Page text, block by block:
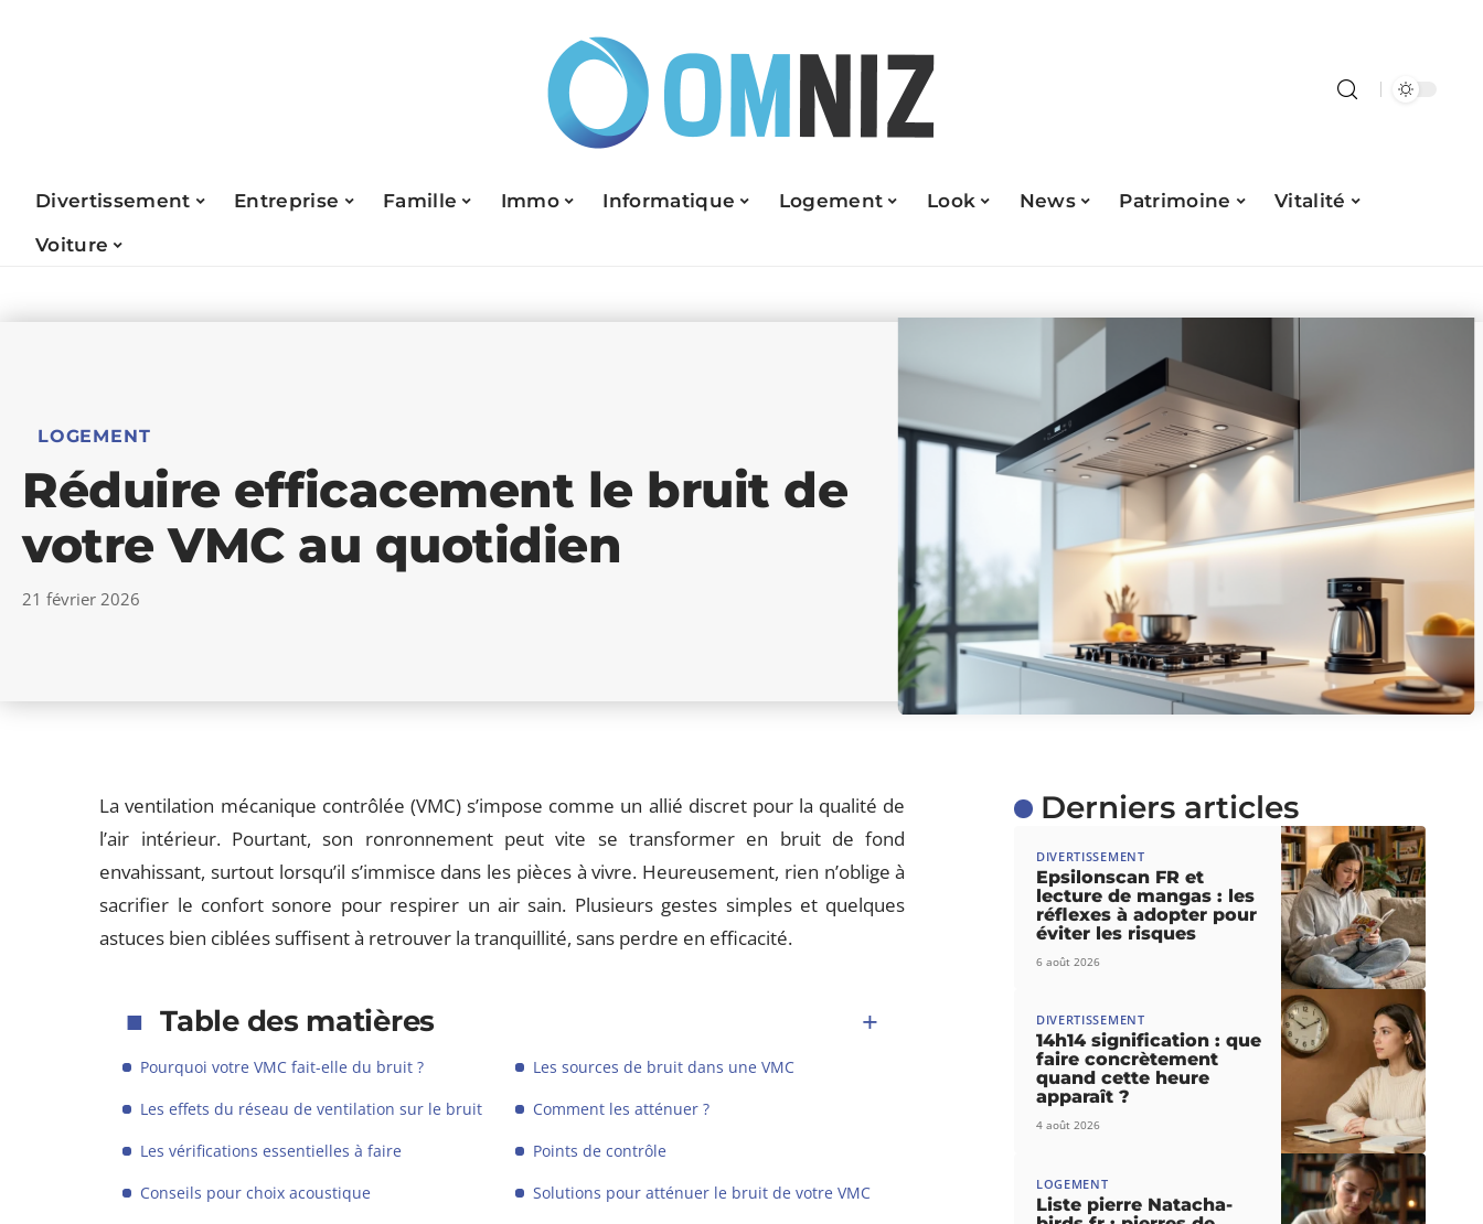
Divertissement Entreprise Famille Immo Informatique Logement Look News Patrimoine
Vitalité
Voiture
LOGEMENT
Réduire efficacement le bruit de
votre VMC au quotidien
21 février 2026
La ventilation mécanique contrôlée (VMC) s’impose comme un allié discret pour la qualité de
l’air intérieur. Pourtant, son ronronnement peut vite se transformer en bruit de fond
envahissant, surtout lorsqu’il s’immisce dans les pièces à vivre. Heureusement, rien n’oblige à
sacrifier le confort sonore pour respirer un air sain. Plusieurs gestes simples et quelques
astuces bien ciblées suffisent à retrouver la tranquillité, sans perdre en efficacité.
Table des matières
Pourquoi votre VMC fait-elle du bruit ?
Les sources de bruit dans une VMC
Les effets du réseau de ventilation sur le bruit
Comment les atténuer ?
Les vérifications essentielles à faire
Points de contrôle
Conseils pour choix acoustique
Solutions pour atténuer le bruit de votre VMC
Derniers articles
DIVERTISSEMENT
Epsilonscan FR et
lecture de mangas : les
réflexes à adopter pour
éviter les risques
6 août 2026
DIVERTISSEMENT
14h14 signification : que
faire concrètement
quand cette heure
apparaît ?
4 août 2026
LOGEMENT
Liste pierre Natacha-